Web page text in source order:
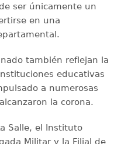
ser únicamente un
en una
también reflejan la
educativas
a numerosas
la corona.
Salle, el Instituto
Militar y la Filial de